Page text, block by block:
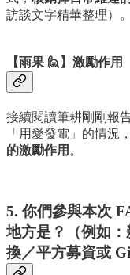
訪談文字精華整理）。
【雨果 🙋】激勵作用
接續閱讀筆耕剛剛報
「用愛發電」的情況
的激勵作用 。
5. 你們參與本次
地方是？（例如
換／平方募資或